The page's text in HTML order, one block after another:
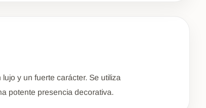
y un fuerte carácter. Se utiliza
potente presencia decorativa.